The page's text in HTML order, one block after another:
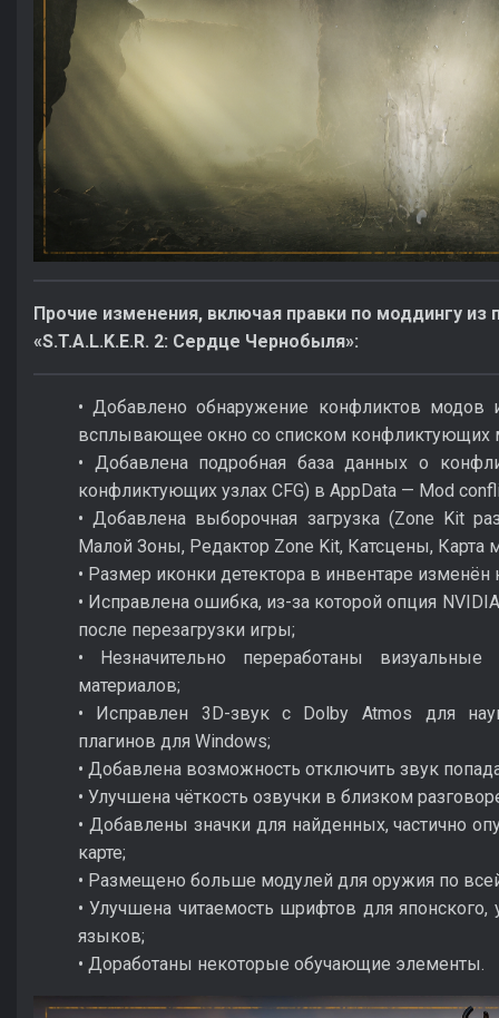
Прочие изменения, включая правки по моддингу из
«S.T.A.L.K.E.R. 2: Сердце Чернобыля»:
• Добавлено обнаружение конфликтов модов
всплывающее окно со списком конфликтующих
• Добавлена подробная база данных о
конфликтующих узлах CFG) в AppData — Mod
• Добавлена выборочная загрузка (Zone Kit
Малой Зоны, Редактор Zone Kit, Катсцены, Карта
• Размер иконки детектора в инвентаре изменён
• Исправлена ошибка, из-за которой опция
после перезагрузки игры;
• Незначительно переработаны
материалов;
• Исправлен 3D-звук с Dolby Atmos для
плагинов для Windows;
• Добавлена возможность отключить звук
• Улучшена чёткость озвучки в близком
• Добавлены значки для найденных, частично
карте;
• Размещено больше модулей для оружия по
• Улучшена читаемость шрифтов для японского,
языков;
• Доработаны некоторые обучающие элементы.